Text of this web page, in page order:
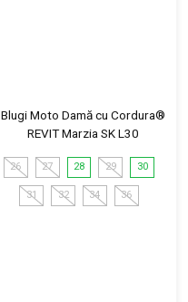
Blugi Moto Damă cu Cordura®
REVIT Marzia SK L30
26 27 28 29 30
31 32 34 36